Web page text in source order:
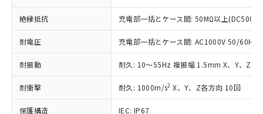
絶縁抵抗 充電部一括とケース間: 50MΩ以上(DC500V
耐電圧 充電部一括とケース間: AC1000V 50/60Hz
耐振動 耐久: 10～55Hz 複振幅 1.5mm X、Y、Z各
耐衝撃 耐久: 1000m/s2 X、Y、Z各方向 10回
保護構造
IEC: IP67
在庫状況および標準価格照会結果は、
記載している更新日時点での社内デー
タに基づき作成されるものであり、閲
覧された時点での実際の在庫および標
準価格とは異なる場合があることをご
了承ください。
正式な納期状況および標準価格はお客
様のお取引先、またはお客様担当のオ
むを得ず変更することがあります。
*EU RoHS指令（10物質）：
鉛(Pb) 1000ppm以下、 水銀(Hg) 1000ppm以下、 カド
ミウム(Cd) 100ppm以下、
六価クロム(Cr(Ⅵ)) 1000ppm以下、ポリ臭化ビフェニル
類(PBB) 1000ppm以下、ポリ臭化ジフェニルエーテル類
(PBDE) 1000ppm以下、フタル酸ビス(2-エチルヘキシ
ル) (DEHP)(別名：DOP) 1000ppm以下、フタル酸ブチ
「－」：未確認です。当社販売部門へお問
い合わせください。
*中国RoHS10物質の基準値 (GB/T26572)：
Pb(鉛) :1000ppm、 Hg(水銀) : 1000ppm、 Cd(カドミウ
Cr(Ⅵ)(六価クロム) : 1000ppm、 PBBs(ポリ臭化ビフェ
ニル類) : 1000ppm、 PBDEs(ポリ臭化ジフェニルエーテ
DBP(フタル酸ジブチル) : 1000ppm、 DIBP(フタル酸ジ
イソブチル) : 1000ppm、 BBP(フタル酸ブチルベンジ
為替および外国貿易法に定める商品
（以下｢規制貨物等」という）を輸出
または国外への提供する場合は、日本
国政府の輸出許可(または役務取引許
可)を取得するなどの必要な手続きを
当社は規制貨物を破棄する場合は、完
全に破砕するなど、違法に輸出されな
いよう必要な手段を講じます。
一定数以上の在庫あり
一定数には満たないが在庫あり